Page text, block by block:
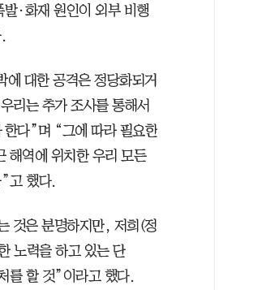
·화재 원인이 외부 비행
대한 공격은 정당화되거
리는 추가 조사를 통해서
다”며 “그에 따라 필요한
해역에 위치한 우리 모든
고 했다.
것은 분명하지만, 저희(정
노력을 하고 있는 단
를 할 것”이라고 했다.